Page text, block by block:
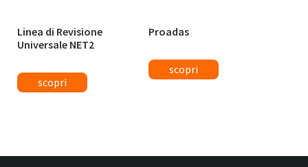
Linea di Revisione
Universale NET2
Proadas